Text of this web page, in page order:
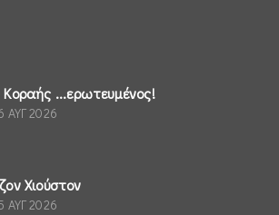
...ερωτευμένος!
ΑΥΓ 2026
Χιούστον
ΑΥΓ 2026